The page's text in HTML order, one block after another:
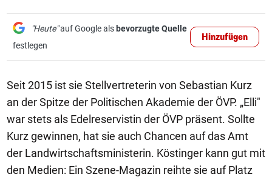
"Heute"auf Google als bevorzugte Quelle
festlegen
Hinzufügen
Seit 2015 ist sie Stellvertreterin von Sebastian Kurz
an der Spitze der Politischen Akademie der ÖVP. „Elli"
war stets als Edelreservistin der ÖVP präsent. Sollte
Kurz gewinnen, hat sie auch Chancen auf das Amt
der Landwirtschaftsministerin. Köstinger kann gut mit
den Medien: Ein Szene-Magazin reihte sie auf Platz